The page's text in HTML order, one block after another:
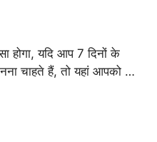
होगा, यदि आप 7 दिनों के
चाहते हैं, तो यहां आपको …